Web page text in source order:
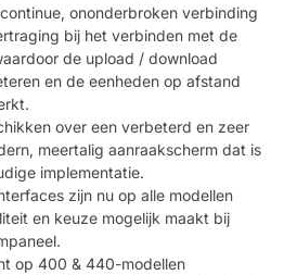
ononderbroken verbinding
bij het verbinden met de
de upload / download
en de eenheden op afstand
over een verbeterd en zeer
meertalig aanraakscherm dat is
implementatie.
zijn nu op alle modellen
en keuze mogelijk maakt bij
op 400 & 440-modellen